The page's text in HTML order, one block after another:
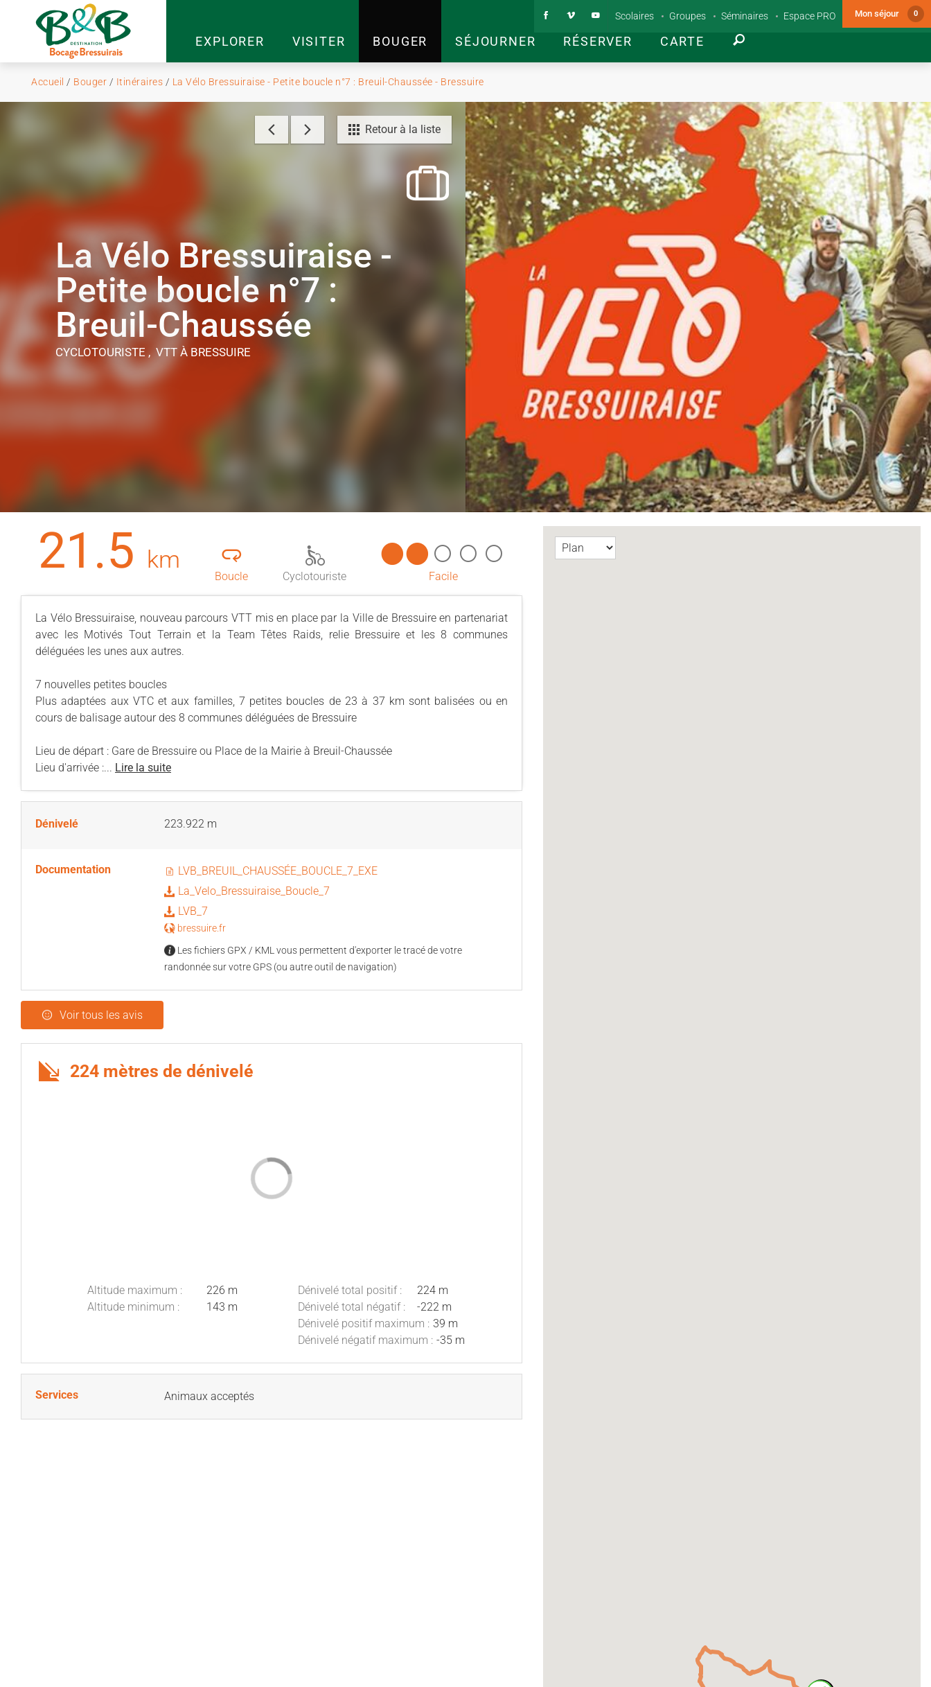
EXPLORER VISITER BOUGER SÉJOURNER RÉSERVER CARTE
Scolaires Groupes Séminaires Espace PRO Mon séjour 0
Accueil / Bouger / Itinéraires / La Vélo Bressuiraise - Petite boucle n°7 : Breuil-Chaussée - Bressuire
Retour à la liste
La Vélo Bressuiraise -
Petite boucle n°7 :
Breuil-Chaussée
CYCLOTOURISTE , VTT À BRESSUIRE
21.5 km
Boucle Cyclotouriste Facile
La Vélo Bressuiraise, nouveau parcours VTT mis en place par la Ville de Bressuire en partenariat
avec les Motivés Tout Terrain et la Team Têtes Raids, relie Bressuire et les 8 communes
déléguées les unes aux autres.
7 nouvelles petites boucles
Plus adaptées aux VTC et aux familles, 7 petites boucles de 23 à 37 km sont balisées ou en
cours de balisage autour des 8 communes déléguées de Bressuire
Lieu de départ : Gare de Bressuire ou Place de la Mairie à Breuil-Chaussée
Lieu d'arrivée :... Lire la suite
Dénivelé 223.922 m
Documentation
LVB_BREUIL_CHAUSSÉE_BOUCLE_7_EXE
La_Velo_Bressuiraise_Boucle_7
LVB_7
bressuire.fr
Les fichiers GPX / KML vous permettent d'exporter le tracé de votre
randonnée sur votre GPS (ou autre outil de navigation)
Voir tous les avis
224 mètres de dénivelé
Altitude maximum :
226 m
Altitude minimum :
143 m
Dénivelé total positif :
224 m
Dénivelé total négatif :
-222 m
Dénivelé positif maximum : 39 m
Dénivelé négatif maximum : -35 m
Services Animaux acceptés